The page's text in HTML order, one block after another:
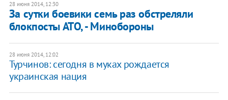
28 июня 2014, 12:30
За сутки боевики семь раз обстреляли
блокпосты АТО, - Минобороны
28 июня 2014, 12:02
Турчинов: сегодня в муках рождается
украинская нация